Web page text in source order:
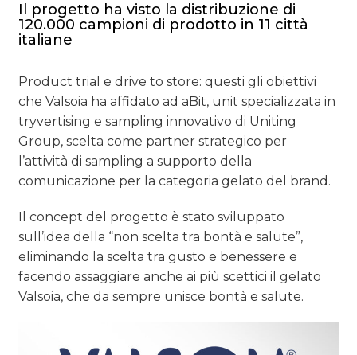
Il progetto ha visto la distribuzione di
120.000 campioni di prodotto in 11 città
italiane
Product trial e drive to store: questi gli obiettivi
che Valsoia ha affidato ad aBit, unit specializzata in
tryvertising e sampling innovativo di Uniting
Group, scelta come partner strategico per
l’attività di sampling a supporto della
comunicazione per la categoria gelato del brand.
Il concept del progetto è stato sviluppato
sull’idea della “non scelta tra bontà e salute”,
eliminando la scelta tra gusto e benessere e
facendo assaggiare anche ai più scettici il gelato
Valsoia, che da sempre unisce bontà e salute.